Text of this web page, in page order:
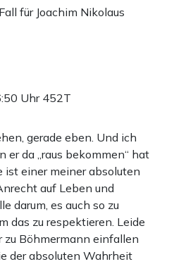
für Joachim Nikolaus
Uhr 452T
gerade eben. Und ich
er da „raus bekommen“ hat
ist einer meiner absoluten
auf Leben und
darum, es auch so zu
das zu respektieren. Leide
zu Böhmermann einfallen
der absoluten Wahrheit